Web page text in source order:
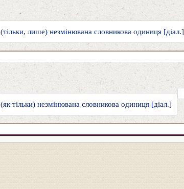
(тільки, лише) незмінювана словникова одиниця [діал.]
(як тільки) незмінювана словникова одиниця [діал.]